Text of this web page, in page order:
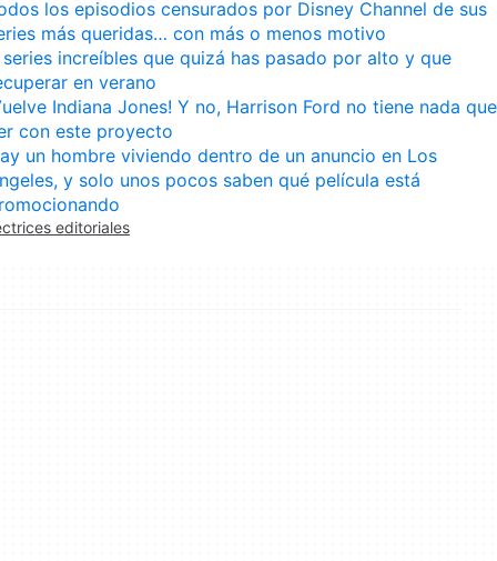
los episodios censurados por Disney Channel de sus
más queridas… con más o menos motivo
increíbles que quizá has pasado por alto y que
en verano
Indiana Jones! Y no, Harrison Ford no tiene nada que
con este proyecto
un hombre viviendo dentro de un anuncio en Los
y solo unos pocos saben qué película está
editoriales